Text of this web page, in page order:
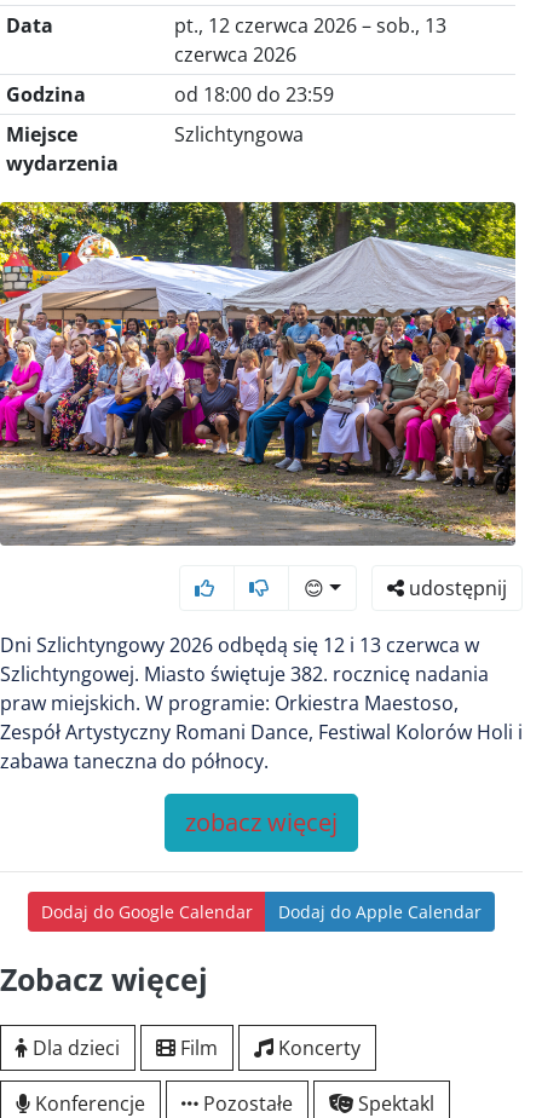
Data
pt., 12 czerwca 2026 – sob., 13
czerwca 2026
Godzina
od 18:00 do 23:59
Miejsce
wydarzenia
Szlichtyngowa
😊 udostępnij
Dni Szlichtyngowy 2026 odbędą się 12 i 13 czerwca w
Szlichtyngowej. Miasto świętuje 382. rocznicę nadania
praw miejskich. W programie: Orkiestra Maestoso,
Zespół Artystyczny Romani Dance, Festiwal Kolorów Holi i
zabawa taneczna do północy.
zobacz więcej
Dodaj do Google Calendar Dodaj do Apple Calendar
Zobacz więcej
Dla dzieci Film Koncerty
Konferencje Pozostałe Spektakl